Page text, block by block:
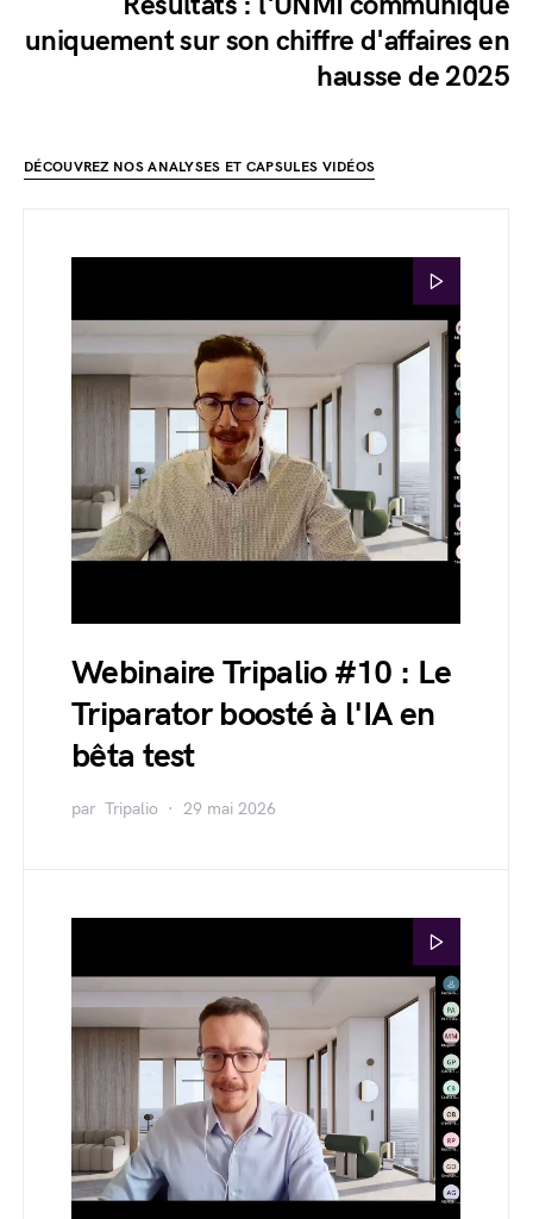
uniquement sur son chiffre d'affaires en
hausse de 2025
DÉCOUVREZ NOS ANALYSES ET CAPSULES VIDÉOS
Webinaire Tripalio #10 : Le
Triparator boosté à l'IA en
bêta test
par Tripalio 29 mai 2026